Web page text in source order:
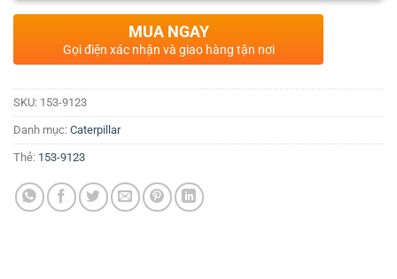
MUA NGAY
Gọi điện xác nhận và giao hàng tận nơi
SKU: 153-9123
Danh mục: Caterpillar
Thẻ: 153-9123